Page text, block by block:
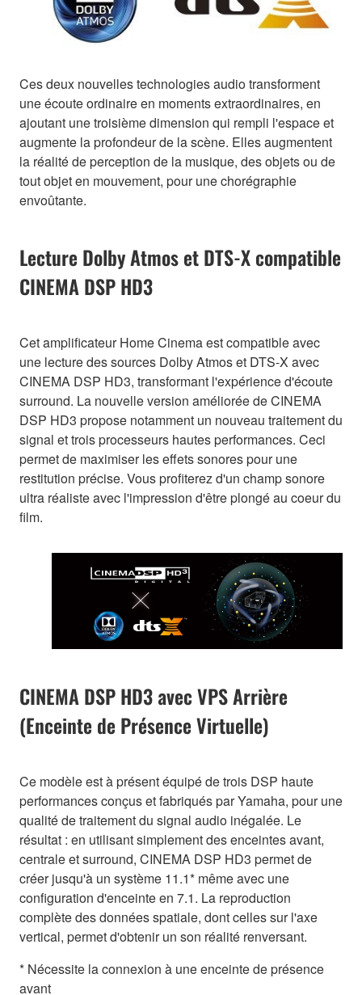
Ces deux nouvelles technologies audio transforment
une écoute ordinaire en moments extraordinaires, en
ajoutant une troisième dimension qui rempli l'espace et
augmente la profondeur de la scène. Elles augmentent
la réalité de perception de la musique, des objets ou de
tout objet en mouvement, pour une chorégraphie
envoûtante.
Lecture Dolby Atmos et DTS-X compatible
CINEMA DSP HD3
Cet amplificateur Home Cinema est compatible avec
une lecture des sources Dolby Atmos et DTS-X avec
CINEMA DSP HD3, transformant l'expérience d'écoute
surround. La nouvelle version améliorée de CINEMA
DSP HD3 propose notamment un nouveau traitement du
signal et trois processeurs hautes performances. Ceci
permet de maximiser les effets sonores pour une
restitution précise. Vous profiterez d'un champ sonore
ultra réaliste avec l'impression d'être plongé au coeur du
film.
CINEMA DSP HD3 avec VPS Arrière
(Enceinte de Présence Virtuelle)
Ce modèle est à présent équipé de trois DSP haute
performances conçus et fabriqués par Yamaha, pour une
qualité de traitement du signal audio inégalée. Le
résultat : en utilisant simplement des enceintes avant,
centrale et surround, CINEMA DSP HD3 permet de
créer jusqu'à un système 11.1* même avec une
configuration d'enceinte en 7.1. La reproduction
complète des données spatiale, dont celles sur l'axe
vertical, permet d'obtenir un son réalité renversant.
* Nécessite la connexion à une enceinte de présence
avant